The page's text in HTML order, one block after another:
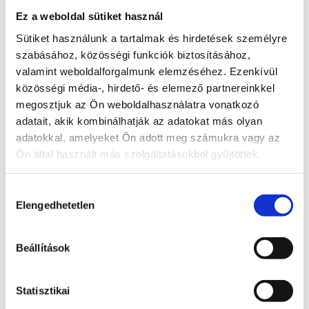
Ez a weboldal sütiket használ
Sütiket használunk a tartalmak és hirdetések személyre
szabásához, közösségi funkciók biztosításához,
valamint weboldalforgalmunk elemzéséhez. Ezenkívül
közösségi média-, hirdető- és elemező partnereinkkel
megosztjuk az Ön weboldalhasználatra vonatkozó
adatait, akik kombinálhatják az adatokat más olyan
adatokkal, amelyeket Ön adott meg számukra vagy az
Ön által használt más szolgáltatásokból gyűjtöttek.
kiválasztása
Elengedhetetlen
Beállítások
Statisztikai
Kapcsolódó termékek
Érdekelhetnek még…
Fluorit